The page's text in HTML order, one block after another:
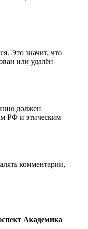
Это значит, что
или удалён
должен
РФ и этическим
комментарии,
Академика